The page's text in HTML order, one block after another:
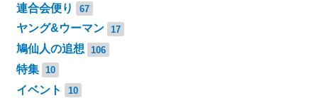
連合会便り 67
ヤング&ウーマン 17
鳩仙人の追想 106
特集 10
イベント 10